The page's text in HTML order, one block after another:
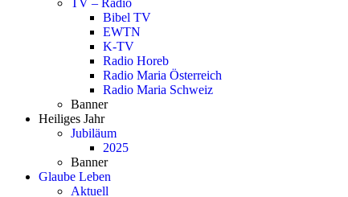
TV – Radio
Bibel TV
EWTN
K-TV
Radio Horeb
Radio Maria Österreich
Radio Maria Schweiz
Banner
Heiliges Jahr
Jubiläum
2025
Banner
Glaube Leben
Aktuell